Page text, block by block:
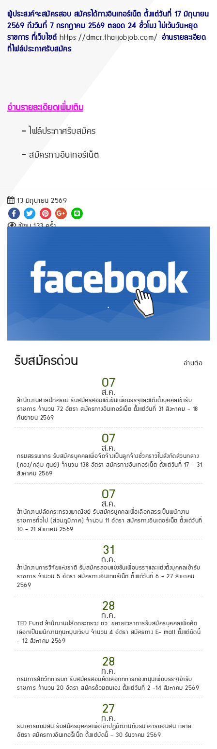
ผู้ประสงค์จะสมัครสอบ สมัครได้ทางอินเทอร์เน็ต ตั้งแต่วันที่ 17 มิถุนายน
2569 ถึงวันที่ 7 กรกฎาคม 2569 ตลอด 24 ชั่วโมง ไม่เว้นวันหยุด
ราชการ ที่เว็บไซต์ https://dmcr.thaijobjob.com/ อ่านรายละเอียด
ที่ไฟล์ประกาศรับสมัคร
อ่านรายละเอียดเพิ่มเติม
-ไฟล์ประกาศรับสมัคร
- สมัครทางอินเทอร์เน็ต
13 มิถุนายน 2569
ผู้ชม 133 ครั้ง
.
รับสมัครด่วน อ่านต่อ
07
ส.ค.
สำนักงานศาลปกครอง รับสมัครสอบแข่งขันเพื่อบรรจุและแต่งตั้งบุคคลเข้ารับ
ราชการ จำนวน 72 อัตรา สมัครทางอินเทอร์เน็ต ตั้งแต่วันที่ 31 สิงหาคม - 18
กันยายน 2569
07
ส.ค.
กรมสรรพากร รับสมัครบุคคลเพื่อจัดจ้างเป็นลูกจ้างชั่วคราวในสังกัดส่วนกลาง
(กอง/กลุ่ม ศูนย์) จำนวน 138 อัตรา สมัครทางอินเทอร์เน็ต ตั้งแต่วันที่ 17 - 31
สิงหาคม 2569
07
ส.ค.
สำนักงานปลัดกระทรวงพาณิชย์ รับสมัครบุคคลเพื่อเลือกสรรเป็นพนักงาน
ราชการทั่วไป (ส่วนภูมิภาค) จำนวน 11 อัตรา สมัครทางอินเตอร์เน็ต ตั้งแต่วันที่
10 - 21 สิงหาคม 2569
31
ก.ค.
สำนักงานการวิจัยแห่งชาติ รับสมัครสอบแข่งขันเพื่อบรรจุและแต่งตั้งบุคคลเข้ารับ
ราชการ จำนวน 5 อัตรา สมัครทางอินเทอร์เน็ต ตั้งแต่วันที่ 6 - 27 สิงหาคม
2569
28
ก.ค.
TED Fund สำนักงานปลัดกระทรวง อว. ขยายเวลาการรับสมัครบุคคลเพื่อคัด
เลือกเป็นพนักงานทุนหมุนเวียน จำนวน 4 อัตรา สมัครทาง E- mail ตั้งแต่บัดนี้
- 12 สิงหาคม 2569
28
ก.ค.
กรมการสัตว์ทหารบก รับสมัครสอบคัดเลือกทหารกองหนุนเพื่อบรรจุเข้ารับ
ราชการ จำนวน 20 อัตรา สมัครด้วยตนเอง ตั้งแต่วันที่ 2 -14 สิงหาคม 2569
27
ก.ค.
ธนาคารออมสิน รับสมัครบุคคลเพื่อเข้าปฏิบัติงานกับธนาคารออมสิน หลาย
อัตรา สมัครทางอินเทอร็เน็ต ตั้งแต่บัดนี้ - 30 ธันวาคม 2569